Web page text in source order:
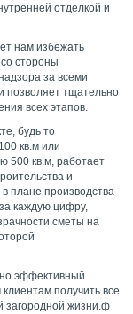
отделкой и
нам избежать
стороны
за всеми
позволяет тщательно
всех этапов.
будь то
кв.м или
500 кв.м, работает
и
плане производства
каждую цифру,
сметы на
эффективный
получить все
загородной жизни.ф